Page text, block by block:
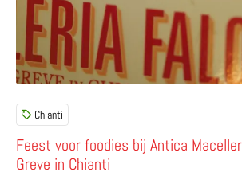
Feest voor foodies bij Antica
Greve in Chianti
Chianti